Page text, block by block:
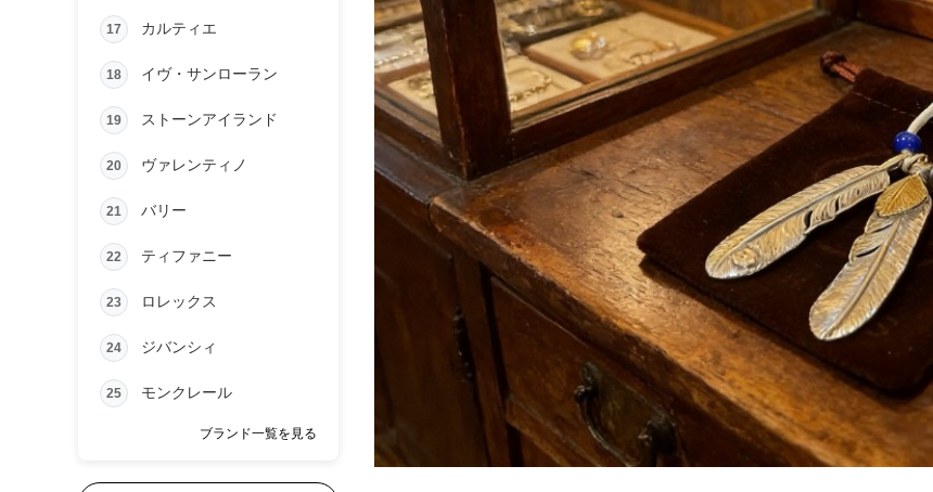
17 カルティエ
18 イヴ・サンローラン
19 ストーンアイランド
20 ヴァレンティノ
21 バリー
22 ティファニー
23 ロレックス
24 ジバンシィ
25 モンクレール
ブランド一覧を見る